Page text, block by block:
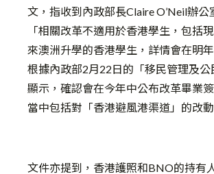
文，指收到內政部長Claire O’Neil辦公
「相關改革不適用於香港學生，包括
來澳洲升學的香港學生，詳情會在明
根據內政部2月22日的「移民管理及
顯示，確認會在今年中公布改革畢業簽
當中包括對「香港避風港渠道」的改動
文件亦提到，香港護照和BNO的持有